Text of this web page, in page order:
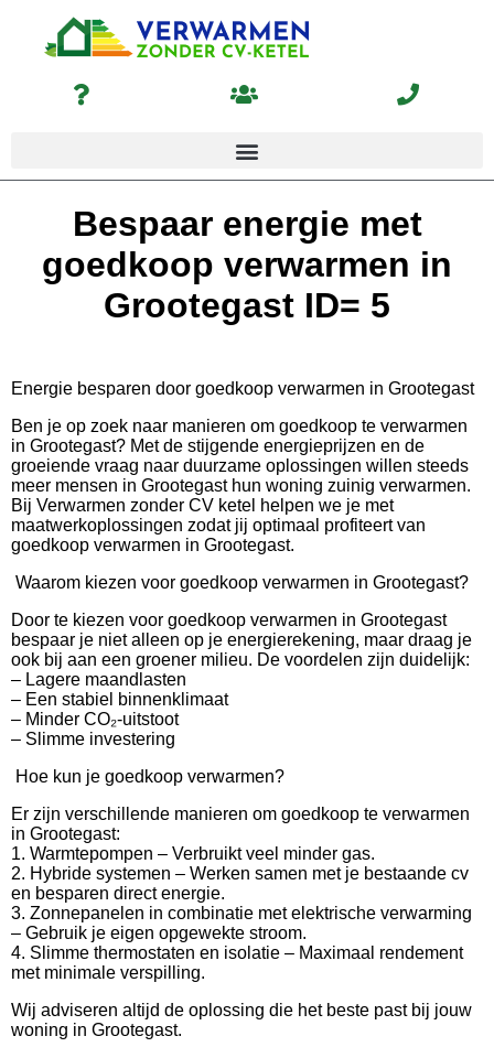
Bespaar energie met
goedkoop verwarmen in
Grootegast ID= 5
Energie besparen door goedkoop verwarmen in Grootegast
Ben je op zoek naar manieren om goedkoop te verwarmen
in Grootegast? Met de stijgende energieprijzen en de
groeiende vraag naar duurzame oplossingen willen steeds
meer mensen in Grootegast hun woning zuinig verwarmen.
Bij Verwarmen zonder CV ketel helpen we je met
maatwerkoplossingen zodat jij optimaal profiteert van
goedkoop verwarmen in Grootegast.
Waarom kiezen voor goedkoop verwarmen in Grootegast?
Door te kiezen voor goedkoop verwarmen in Grootegast
bespaar je niet alleen op je energierekening, maar draag je
ook bij aan een groener milieu. De voordelen zijn duidelijk:
– Lagere maandlasten
– Een stabiel binnenklimaat
– Minder CO₂-uitstoot
– Slimme investering
Hoe kun je goedkoop verwarmen?
Er zijn verschillende manieren om goedkoop te verwarmen
in Grootegast:
1. Warmtepompen – Verbruikt veel minder gas.
2. Hybride systemen – Werken samen met je bestaande cv
en besparen direct energie.
3. Zonnepanelen in combinatie met elektrische verwarming
– Gebruik je eigen opgewekte stroom.
4. Slimme thermostaten en isolatie – Maximaal rendement
met minimale verspilling.
Wij adviseren altijd de oplossing die het beste past bij jouw
woning in Grootegast.